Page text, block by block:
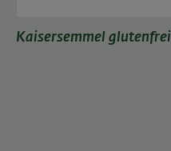
Kaisersemmel glutenfrei